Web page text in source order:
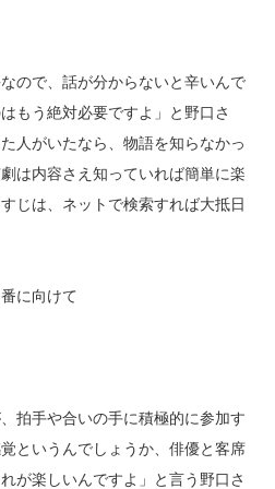
ので、話が分からないと辛いんで
もう絶対必要ですよ」と野口さ
人がいたなら、物語を知らなかっ
は内容さえ知っていれば簡単に楽
じは、ネットで検索すれば大抵日
に向けて
拍手や合いの手に積極的に参加す
というんでしょうか、俳優と客席
が楽しいんですよ」と言う野口さ